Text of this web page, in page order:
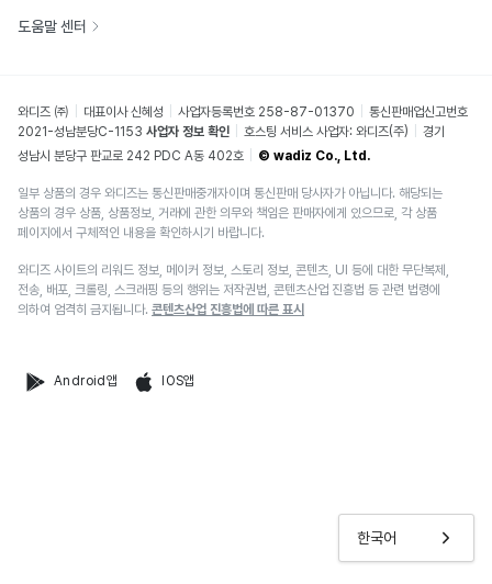
한국어
도움말 센터
와디즈 ㈜ 대표이사 신혜성 사업자등록번호 258-87-01370
통신판매업신고번호
2021-성남분당C-1153 사업자 정보 확인 호스팅 서비스 사업자: 와디즈(주)
경기
성남시 분당구 판교로 242 PDC A동 402호
© wadiz Co., Ltd.
일부 상품의 경우 와디즈는 통신판매중개자이며 통신판매 당사자가 아닙니다. 해당되는
상품의 경우 상품, 상품정보, 거래에 관한 의무와 책임은 판매자에게 있으므로, 각 상품
페이지에서 구체적인 내용을 확인하시기 바랍니다.
와디즈 사이트의 리워드 정보, 메이커 정보, 스토리 정보, 콘텐츠, UI 등에 대한 무단복제,
전송, 배포, 크롤링, 스크래핑 등의 행위는 저작권법, 콘텐츠산업 진흥법 등 관련 법령에
의하여 엄격히 금지됩니다. 콘텐츠산업 진흥법에 따른 표시
Android앱 IOS앱